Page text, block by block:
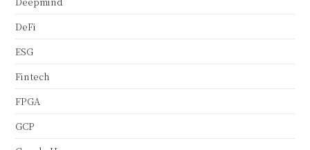
DeFi
ESG
Fintech
FPGA
GCP